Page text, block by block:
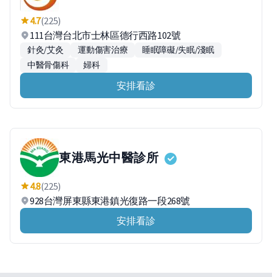
4.7(225)
111台灣台北市士林區德行西路102號
針灸/艾灸 運動傷害治療
睡眠障礙/失眠/淺眠
中醫骨傷科
婦科
安排看診
東港馬光中醫診所
4.8(225)
928台灣屏東縣東港鎮光復路一段268號
安排看診